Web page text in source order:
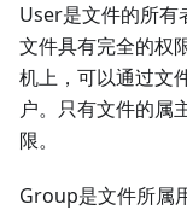
User是文件的所有
文件具有完全的权
机上，可以通过文
户。只有文件的属
限。
Group是文件所属